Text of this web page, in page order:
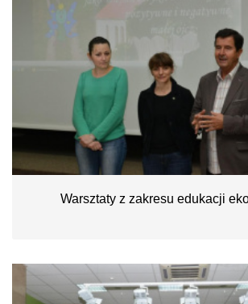
Warsztaty z zakresu edukacji